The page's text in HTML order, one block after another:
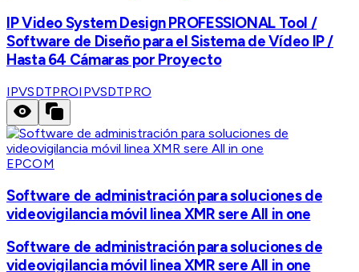
IP Video System Design PROFESSIONAL Tool /
Software de Diseño para el Sistema de Vídeo IP /
Hasta 64 Cámaras por Proyecto
IPVSDTPROIPVSDTPRO
EPCOM
Software de administración para soluciones de
videovigilancia móvil linea XMR sere All in one
Software de administración para soluciones de
videovigilancia móvil linea XMR sere All in one